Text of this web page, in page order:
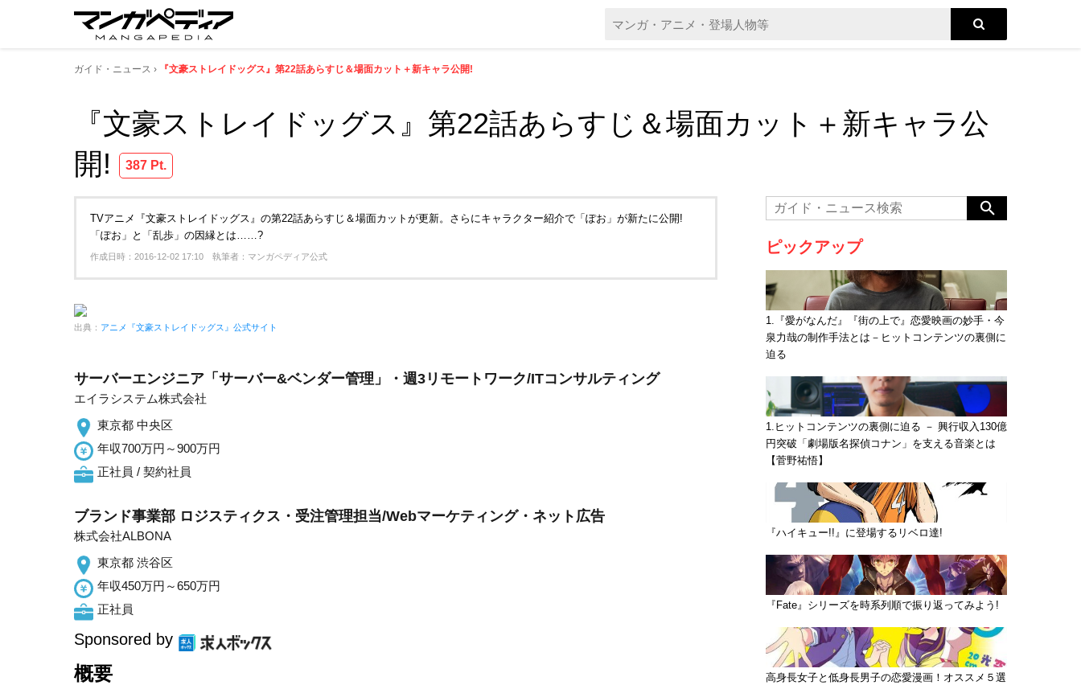
ガイド・ニュース 『文豪ストレイドッグス』第22話あらすじ＆場面カット＋新キャラ公開!
『文豪ストレイドッグス』第22話あらすじ＆場面カット＋新キャラ公
開!
387 Pt.
TVアニメ『文豪ストレイドッグス』の第22話あらすじ＆場面カットが更新。さらにキャラクター紹介で「ぽお」が新たに公開!
「ぽお」と「乱歩」の因縁とは……?
作成日時：2016-12-02 17:10 執筆者：マンガペディア公式
出典： アニメ『文豪ストレイドッグス』公式サイト
サーバーエンジニア「サーバー&ベンダー管理」・週3リモートワーク/ITコンサルティング
エイラシステム株式会社
東京都 中央区
年収700万円～900万円
正社員 / 契約社員
ブランド事業部 ロジスティクス・受注管理担当/Webマーケティング・ネット広告
株式会社ALBONA
東京都 渋谷区
年収450万円～650万円
正社員
Sponsored by
概要
ピックアップ
1.『愛がなんだ』『街の上で』恋愛映画の妙手・今
泉力哉の制作手法とは－ヒットコンテンツの裏側に
迫る
1.ヒットコンテンツの裏側に迫る － 興行収入130億
円突破「劇場版名探偵コナン」を支える音楽とは
【菅野祐悟】
『ハイキュー!!』に登場するリベロ達!
『Fate』シリーズを時系列順で振り返ってみよう!
高身長女子と低身長男子の恋愛漫画！オススメ５選